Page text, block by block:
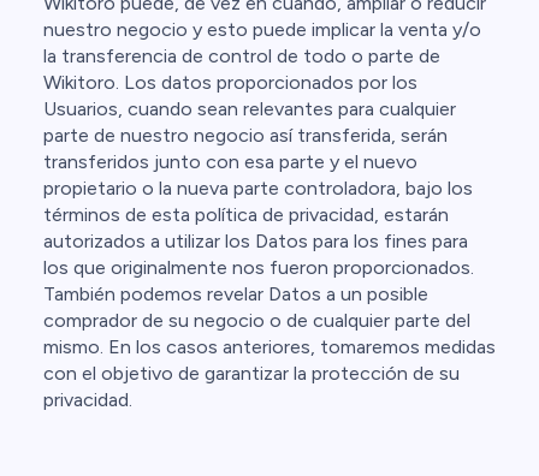
nuestro negocio y esto puede implicar la venta y/o
la transferencia de control de todo o parte de
Wikitoro. Los datos proporcionados por los
Usuarios, cuando sean relevantes para cualquier
parte de nuestro negocio así transferida, serán
transferidos junto con esa parte y el nuevo
propietario o la nueva parte controladora, bajo los
términos de esta política de privacidad, estarán
autorizados a utilizar los Datos para los fines para
los que originalmente nos fueron proporcionados.
También podemos revelar Datos a un posible
comprador de su negocio o de cualquier parte del
mismo. En los casos anteriores, tomaremos medidas
con el objetivo de garantizar la protección de su
privacidad.